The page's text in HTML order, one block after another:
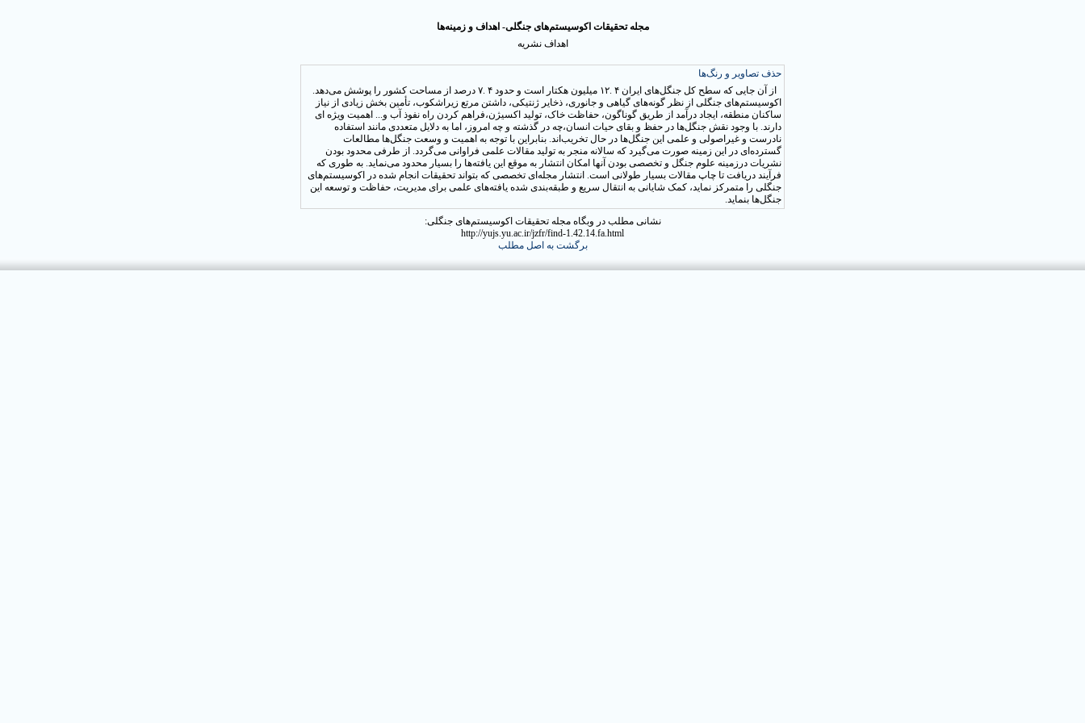
مجله تحقیقات اکوسیستم‌های جنگلی- اهداف و زمینه‌ها
اهداف نشریه
حذف تصاویر و رنگ‌ها
از آن جایی که سطح کل جنگل‌های ایران ۴ .۱۲ میلیون هکتار است و حدود ۴ .۷ درصد از مساحت کشور را پوشش می‌دهد.
اکوسیستم‌های جنگلی از نظر گونه‌های گیاهی و جانوری، ذخایر ژنتیکی، داشتن مرتع زیراشکوب، تأمین بخش زیادی از نیاز
ساکنان منطقه، ایجاد درآمد از طریق گوناگون، حفاظت خاک، تولید اکسیژن،فراهم کردن راه نفوذ آب و... اهمیت ویژه ای
دارند. با وجود نقش جنگل‌ها در حفظ و بقای حیات انسان،چه در گذشته و چه امروز، اما به دلایل متعددی مانند استفاده
نادرست و غیراصولی و علمی این جنگل‌ها در حال تخریب‌اند. بنابراین با توجه به اهمیت و وسعت جنگل‌ها مطالعات
گسترده‌ای در این زمینه صورت می‌گیرد که سالانه منجر به تولید مقالات علمی فراوانی می‌گردد. از طرفی محدود بودن
نشریات درزمینه علوم جنگل و تخصصی بودن آنها امکان انتشار به موقع این یافته‌ها را بسیار محدود می‌نماید. به طوری که
فرآیند دریافت تا چاپ مقالات بسیار طولانی است. انتشار مجله‌ای تخصصی که بتواند تحقیقات انجام شده در اکوسیستم‌های
جنگلی را متمرکز نماید، کمک شایانی به انتقال سریع و طبقه‌بندی شده یافته‌های علمی برای مدیریت، حفاظت و توسعه این
جنگل‌ها بنماید.
نشانی مطلب در وبگاه مجله تحقیقات اکوسیستم‌های جنگلی:
http://yujs.yu.ac.ir/jzfr/find-1.42.14.fa.html
برگشت به اصل مطلب